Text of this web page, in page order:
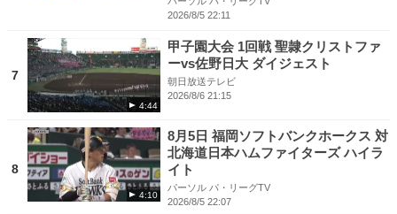
2026/8/5 22:11
7
4:44
甲子園大会 1回戦 聖隷クリストファ
ーvs佐野日大 ダイジェスト
朝日放送テレビ
2026/8/6 21:15
8
4:10
8月5日 福岡ソフトバンクホークス 対
北海道日本ハムファイターズ ハイラ
イト
パーソル パ・リーグTV
2026/8/5 22:07